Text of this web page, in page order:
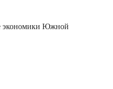
экономики Южной